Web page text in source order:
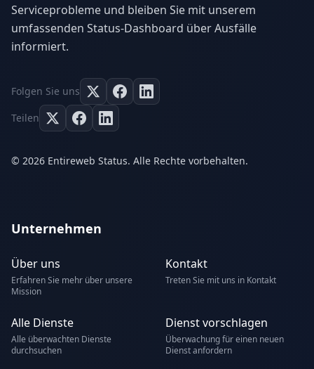
Serviceprobleme und bleiben Sie mit unserem
umfassenden Status-Dashboard über Ausfälle
informiert.
Folgen Sie uns
Teilen
© 2026 Entireweb Status. Alle Rechte vorbehalten.
Unternehmen
Über uns
Erfahren Sie mehr über unsere
Mission
Kontakt
Treten Sie mit uns in Kontakt
Alle Dienste
Alle überwachten Dienste
durchsuchen
Dienst vorschlagen
Überwachung für einen neuen
Dienst anfordern